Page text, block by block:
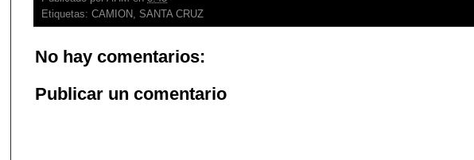
Etiquetas: CAMION, SANTA CRUZ
No hay comentarios:
Publicar un comentario